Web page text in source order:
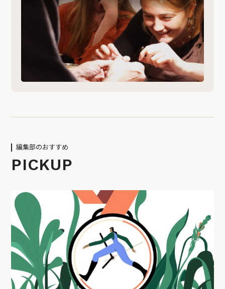
編集部のおすすめ
PICKUP